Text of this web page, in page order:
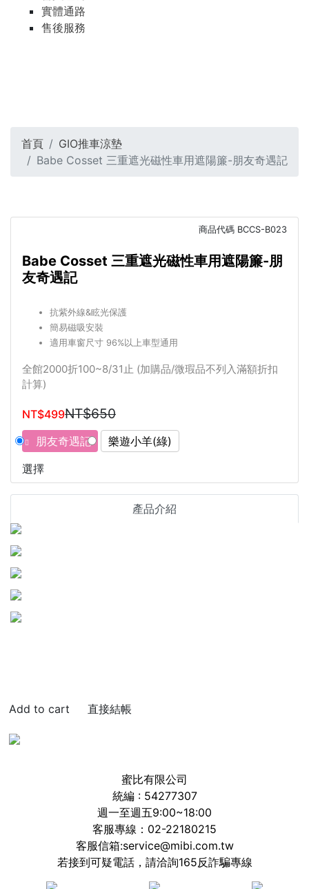
實體通路
售後服務
首頁
GIO推車涼墊
Babe Cosset 三重遮光磁性車用遮陽簾-朋友奇遇記
商品代碼 BCCS-B023
Babe Cosset 三重遮光磁性車用遮陽簾-朋
友奇遇記
抗紫外線&眩光保護
簡易磁吸安裝
適用車窗尺寸 96%以上車型通用
全館2000折100~8/31止 (加購品/微瑕品不列入滿額折扣
計算)
NT$499NT$650
朋友奇遇記
樂遊小羊(綠)
選擇
產品介紹
直接結帳
蜜比有限公司
統編 : 54277307
週一至週五9:00~18:00
客服專線：02-22180215
客服信箱:service@mibi.com.tw
若接到可疑電話，請洽詢165反詐騙專線